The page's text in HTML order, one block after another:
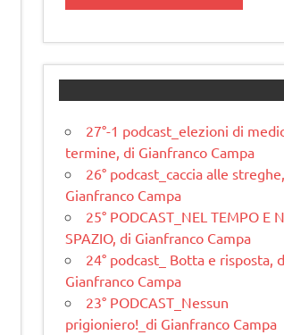
27°-1 podcast_elezioni di
termine, di Gianfranco Campa
26° podcast_caccia alle
Gianfranco Campa
25° PODCAST_NEL TEMPO E
SPAZIO, di Gianfranco Campa
24° podcast_ Botta e risposta,
Gianfranco Campa
23° PODCAST_Nessun
prigioniero!_di Gianfranco Campa